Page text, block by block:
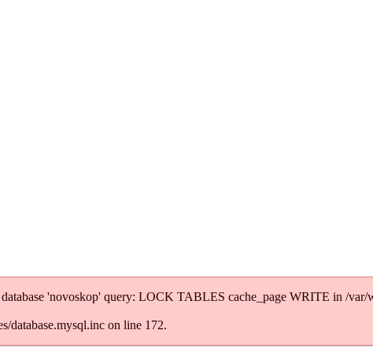
'novoskop' query: LOCK TABLES cache_page WRITE in /
database.mysql.inc on line 172.